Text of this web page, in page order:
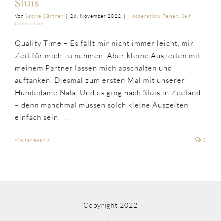
Sluis
Von Sabine Gärtner | 28. November 2022 | Kooperation, Reisen, Self
Connection
Quality Time – Es fällt mir nicht immer leicht, mir
Zeit für mich zu nehmen. Aber kleine Auszeiten mit
meinem Partner lassen mich abschalten und
auftanken. Diesmal zum ersten Mal mit unserer
Hundedame Nala. Und es ging nach Sluis in Zeeland
– denn manchmal müssen solch kleine Auszeiten
einfach sein.
Weiterlesen 0
Copyright 2022